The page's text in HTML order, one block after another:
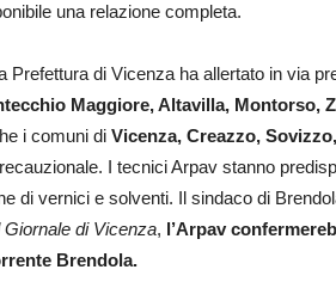
una relazione completa.
Prefettura di Vicenza ha allertato in via
Maggiore, Altavilla, Montorso,
i comuni di Vicenza, Creazzo,
I tecnici Arpav stanno
di vernici e solventi. Il sindaco di
Giornale di Vicenza, l’Arpav
Brendola.